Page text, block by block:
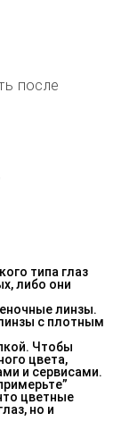
после
типа глаз
либо они
линзы.
с плотным
Чтобы
цвета,
и сервисами.
цветные
но и